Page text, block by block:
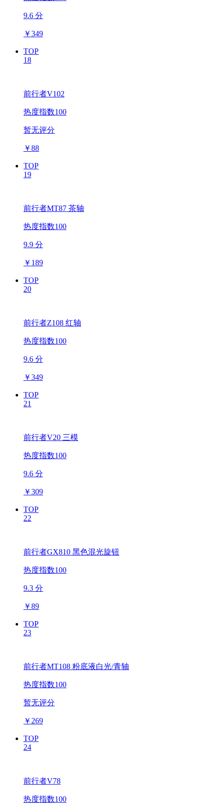
9.6 分
￥349
TOP
18
前行者V102
热度指数100
暂无评分
￥88
TOP
19
前行者MT87 茶轴
热度指数100
9.9 分
￥ 189
TOP
20
前行者Z108 红轴
热度指数100
9.6 分
￥349
TOP
21
前行者V20 三模
热度指数100
9.6 分
￥309
TOP
22
前行者GX810 黑色混光旋钮
热度指数100
9.3 分
￥89
TOP
23
前行者MT108 粉底液白光/青轴
热度指数100
暂无评分
￥ 269
TOP
24
前行者V78
热度指数100